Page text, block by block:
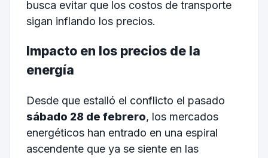
busca evitar que los costos de transporte
sigan inflando los precios.
Impacto en los precios de la
energía
Desde que estalló el conflicto el pasado
sábado 28 de febrero, los mercados
energéticos han entrado en una espiral
ascendente que ya se siente en las